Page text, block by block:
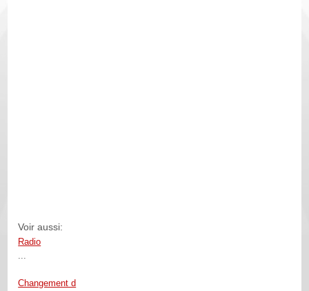
Voir aussi:
Radio
...
Changement d